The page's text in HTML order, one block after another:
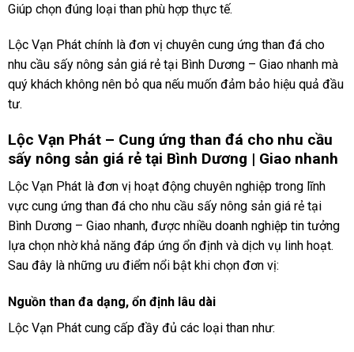
Giúp chọn đúng loại than phù hợp thực tế.
Lộc Vạn Phát chính là đơn vị chuyên cung ứng than đá cho
nhu cầu sấy nông sản giá rẻ tại Bình Dương – Giao nhanh mà
quý khách không nên bỏ qua nếu muốn đảm bảo hiệu quả đầu
tư.
Lộc Vạn Phát – Cung ứng than đá cho nhu cầu
sấy nông sản giá rẻ tại Bình Dương | Giao nhanh
Lộc Vạn Phát là đơn vị hoạt động chuyên nghiệp trong lĩnh
vực cung ứng than đá cho nhu cầu sấy nông sản giá rẻ tại
Bình Dương – Giao nhanh, được nhiều doanh nghiệp tin tưởng
lựa chọn nhờ khả năng đáp ứng ổn định và dịch vụ linh hoạt.
Sau đây là những ưu điểm nổi bật khi chọn đơn vị:
Nguồn than đa dạng, ổn định lâu dài
Lộc Vạn Phát cung cấp đầy đủ các loại than như: